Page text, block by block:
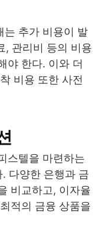
는 추가 비용이 발
, 관리비 등의 비용
야 한다. 이와 더
비용 또한 사전
스텔을 마련하는
다양한 은행과 금
비교하고, 이자율
적의 금융 상품을